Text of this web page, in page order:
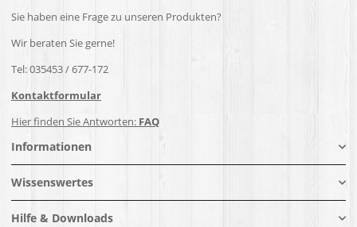
Sie haben eine Frage zu unseren Produkten?
Wir beraten Sie gerne!
Tel: 035453 / 677-172
Kontaktformular
Hier finden Sie Antworten: FAQ
Informationen
Wissenswertes
Hilfe & Downloads